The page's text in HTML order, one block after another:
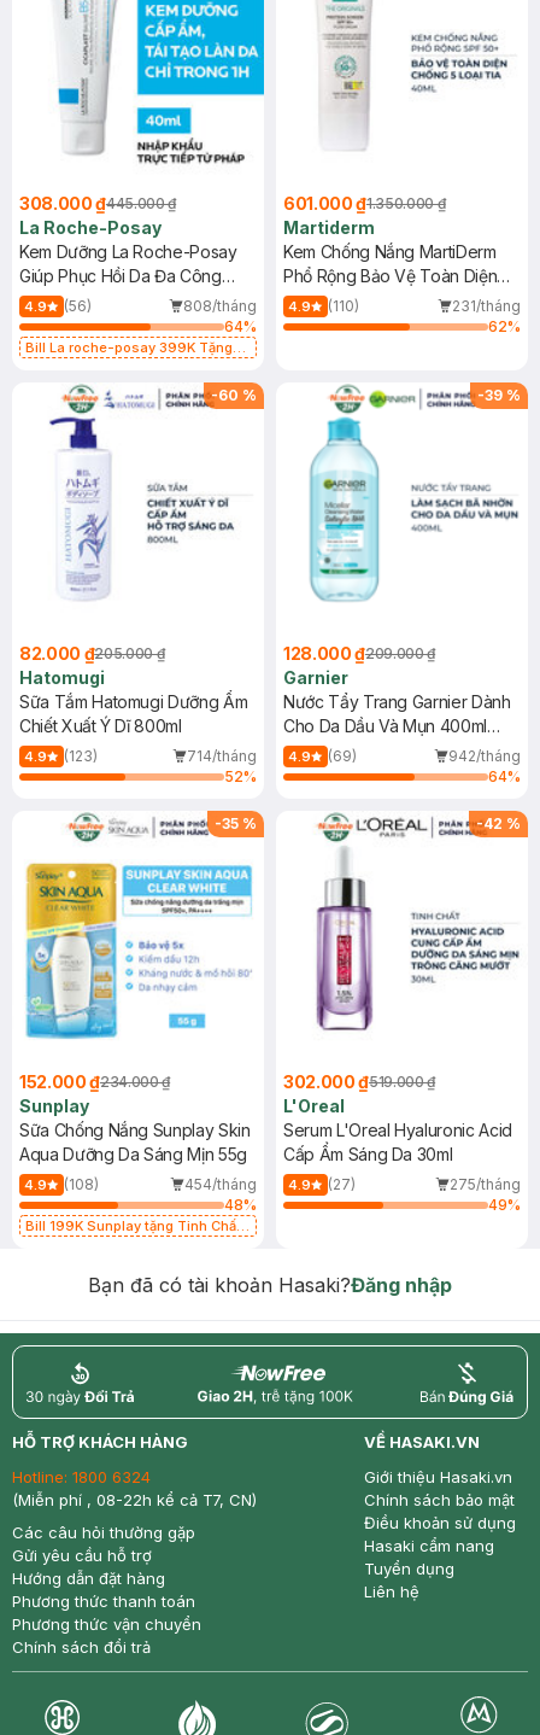
308.000 ₫445.000 ₫
La Roche-Posay
Kem Dưỡng La Roche-Posay
Giúp Phục Hồi Da Đa Công
Dụng 40ml
4.9 (56)
808/tháng
64%
Bill La roche-posay 399K Tặng
(SL có hạn)
601.000 ₫1.350.000 ₫
Martiderm
Kem Chống Nắng MartiDerm
Phổ Rộng Bảo Vệ Toàn Diện
40ml
4.9 (110)
231/tháng
62%
-60 %
82.000 ₫205.000 ₫
Hatomugi
Sữa Tắm Hatomugi Dưỡng Ẩm
Chiết Xuất Ý Dĩ 800ml
4.9 (123)
714/tháng
52%
-39 %
128.000 ₫209.000 ₫
Garnier
Nước Tẩy Trang Garnier Dành
Cho Da Dầu Và Mụn 400ml
(Mới)
4.9 (69)
942/tháng
64%
-35 %
152.000 ₫234.000 ₫
Sunplay
Sữa Chống Nắng Sunplay Skin
Aqua Dưỡng Da Sáng Mịn 55g
4.9 (108)
454/tháng
48%
Bill 199K Sunplay tặng Tinh Chất
-42 %
302.000 ₫519.000 ₫
L'Oreal
Serum L'Oreal Hyaluronic Acid
Cấp Ẩm Sáng Da 30ml
4.9 (27)
275/tháng
49%
Bạn đã có tài khoản Hasaki?Đăng nhập
return nowfree price
HỖ TRỢ KHÁCH HÀNG
Hotline: 1800 6324
(Miễn phí , 08-22h kể cả T7, CN)
Các câu hỏi thường gặp
Gửi yêu cầu hỗ trợ
Hướng dẫn đặt hàng
Phương thức thanh toán
Phương thức vận chuyển
Chính sách đổi trả
VỀ HASAKI.VN
Giới thiệu Hasaki.vn
Chính sách bảo mật
Điều khoản sử dụng
Hasaki cẩm nang
Tuyển dụng
Liên hệ